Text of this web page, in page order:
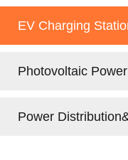
EV Charging
Photovoltaic
Power